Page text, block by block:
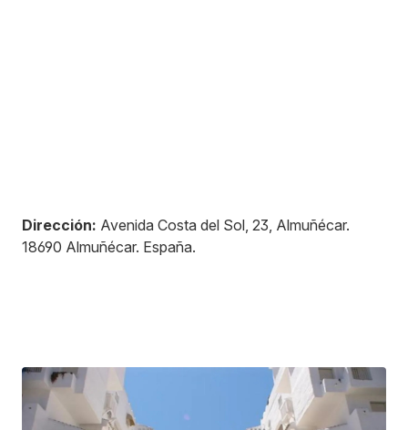
Dirección: Avenida Costa del Sol, 23, Almuñécar.
18690 Almuñécar. España.